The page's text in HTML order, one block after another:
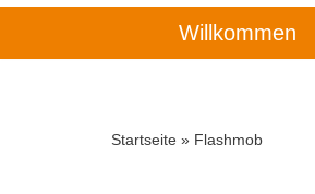
Willkommen
Startseite » Flashmob